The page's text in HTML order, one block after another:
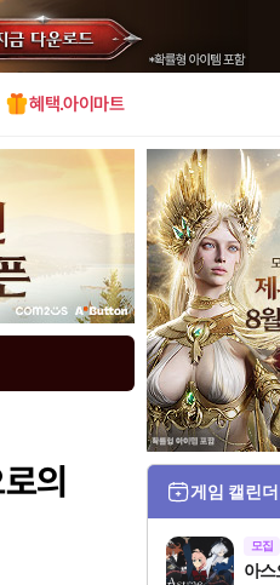
혜택.아이마트
의
게임 캘린더
모집
아스